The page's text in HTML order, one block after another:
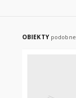
OBIEKTY podobne